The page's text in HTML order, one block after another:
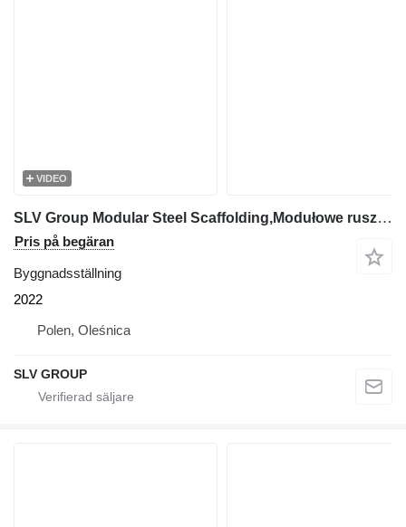
VIDEO
SLV Group Modular Steel Scaffolding,Modułowe rusztowanie stalowe, Modulini
Pris på begäran
Byggnadsställning
2022
Polen, Oleśnica
SLV GROUP